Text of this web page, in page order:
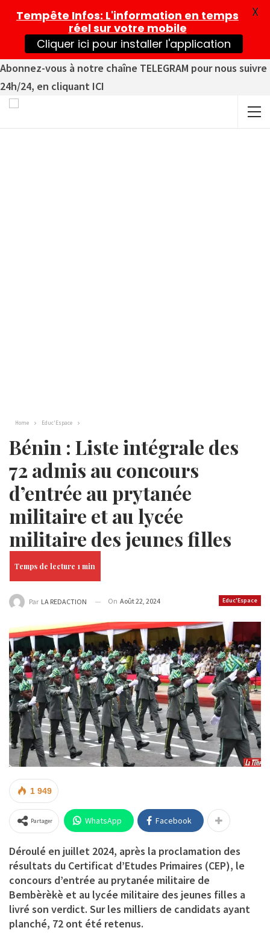
Abonnez-vous à notre chaîne TELEGRAM pour nous suivre
24h/24, en cliquant ICI
Home Educ'Espace
Bénin : Liste intégrale des
72 admis au concours
d’entrée au prytanée
militaire et au lycée
militaire des jeunes filles
Educ'Espace
Par LA REDACTION On Août 22, 2024
1 949
Partager WhatsApp Facebook
Déroulé en juillet 2024, après la proclamation des
résultats du Certificat d’Etudes Primaires (CEP), le
concours d’entrée au prytanée militaire de
Bembèrèkè et au lycée militaire des jeunes filles a
livré son verdict. Sur les milliers de candidats ayant
planché, 72 ont été retenus.
Tempête Infos: L'information en temps
réel sur votre mobile
Cliquer ici pour installer l'application
X